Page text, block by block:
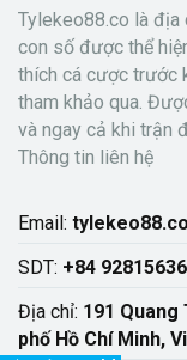
k
e
d
I
t
t
e
r
e
b
o
o
b
l
r
Tylekeo88.co là địa
con số được thể
thích cá cược trước
tham khảo qua.
và ngay cả khi trận
Thông tin liên hệ
Email:
SDT: +84 92815636
Địa chỉ: 191 Quang
phố Hồ Chí Minh,